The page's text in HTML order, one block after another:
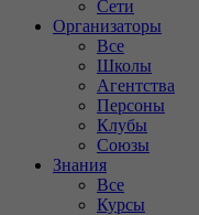
Сети
Организаторы
Все
Школы
Агентства
Персоны
Клубы
Союзы
Знания
Все
Курсы